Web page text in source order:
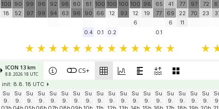
100
18
90
52
99
97
96
99
92
94
98
63
80
96
81
90
100
66
100
12
100
93
100
12
6
98
19
65
77
41
69
6
77
22
11
97
70
72
23
0.4 0.1 0.2 0.1
ICON 13 km
8.8. 2026 18 UTC CS+
init: 8.8. 18 UTC
Su
9.
Su
9.
Su
9.
Su
9.
Su
9.
Su
9.
Su
9.
Su
9.
Su
9.
Su
9.
Su
9.
Su
9.
Su
9.
Su
9.
Su
9.
Su
9.
Su
9.
Su
9.